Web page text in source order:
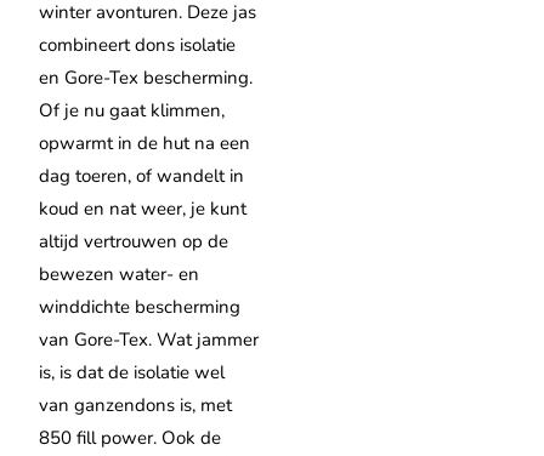
winter avonturen. Deze jas
combineert dons isolatie
en Gore-Tex bescherming.
Of je nu gaat klimmen,
opwarmt in de hut na een
dag toeren, of wandelt in
koud en nat weer, je kunt
altijd vertrouwen op de
bewezen water- en
winddichte bescherming
van Gore-Tex. Wat jammer
is, is dat de isolatie wel
van ganzendons is, met
850 fill power. Ook de